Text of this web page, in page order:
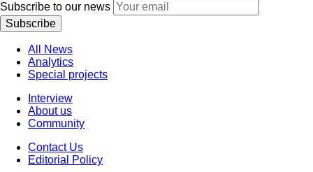
Subscribe to our news
Subscribe
All News
Analytics
Special projects
Interview
About us
Community
Contact Us
Editorial Policy